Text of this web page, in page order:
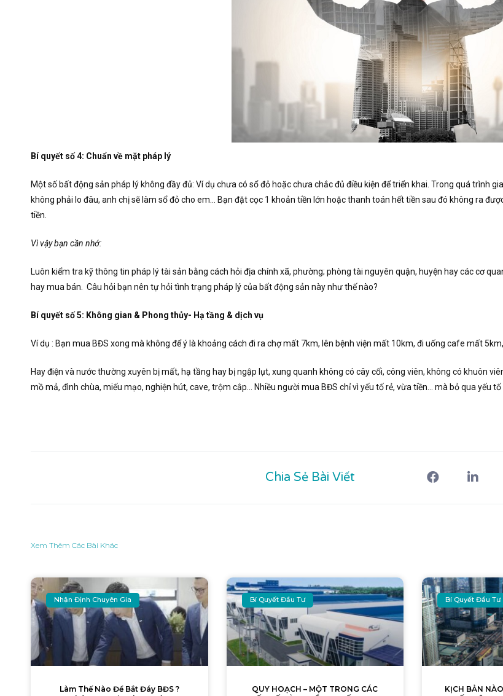
Bí quyết số 4: Chuẩn về mặt pháp lý
Một số bất động sản pháp lý không đầy đủ: Ví dụ chưa có sổ đỏ hoặc chưa chắc đủ điều kiện để triển khai. Trong quá trình
không phải lo đâu, anh chị sẽ làm sổ đỏ cho em… Bạn đặt cọc 1 khoản tiền lớn hoặc thanh toán hết tiền sau đó không ra
tiền.
Vì vậy bạn cần nhớ:
Luôn kiểm tra kỹ thông tin pháp lý tài sản bằng cách hỏi địa chính xã, phường; phòng tài nguyên quận, huyện hay các cơ
hay mua bán. Câu hỏi bạn nên tự hỏi tình trạng pháp lý của bất động sản này như thế nào?
Bí quyết số 5: Không gian & Phong thủy- Hạ tầng & dịch vụ
Ví dụ : Bạn mua BĐS xong mà không để ý là khoảng cách đi ra chợ mất 7km, lên bệnh viện mất 10km, đi uống cafe mất
Hay điện và nước thường xuyên bị mất, hạ tầng hay bị ngập lụt, xung quanh không có cây cối, công viên, không có khuôn
mồ mả, đình chùa, miếu mạo, nghiện hút, cave, trộm cắp… Nhiều người mua BĐS chỉ vì yếu tố rẻ, vừa tiền… mà bỏ qua yếu tố
Chia Sẻ Bài Viết
Xem Thêm Các Bài Khác
Nhận Định Chuyên Gia
Làm Thế Nào Để Bắt Đáy BĐS ?
Bí Quyết Đầu Tư
QUY HOẠCH – MỘT TRONG CÁC
Bí Quyết Đầu Tư
KỊCH BẢN